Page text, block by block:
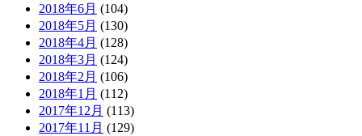
2018年6月 (104)
2018年5月 (130)
2018年4月 (128)
2018年3月 (124)
2018年2月 (106)
2018年1月 (112)
2017年12月 (113)
2017年11月 (129)